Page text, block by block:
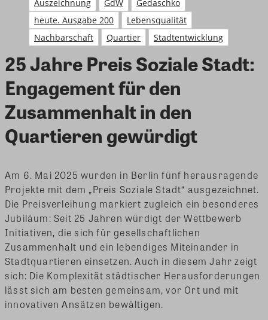
Auszeichnung GdW
Gedaschko
heute. Ausgabe 200
Lebensqualität
Nachbarschaft
Quartier Stadtentwicklung
25 Jahre Preis Soziale Stadt:
Engagement für den
Zusammenhalt in den
Quartieren gewürdigt
Am 6. Mai 2025 wurden in Berlin fünf herausragende
Projekte mit dem „Preis Soziale Stadt“ ausgezeichnet.
Die Preisverleihung markiert zugleich ein besonderes
Jubiläum: Seit 25 Jahren würdigt der Wettbewerb
Initiativen, die sich für gesellschaftlichen
Zusammenhalt und ein lebendiges Miteinander in
Stadtquartieren einsetzen. Auch in diesem Jahr zeigt
sich: Die Komplexität städtischer Herausforderungen
lässt sich am besten gemeinsam, vor Ort und mit
innovativen Ansätzen bewältigen.